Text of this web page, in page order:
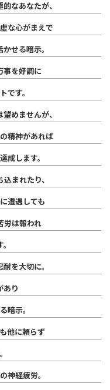
なあなたが、
な心がまえで
せる暗示。
事を好調に
です。
めませんが、
精神があれば
成します。
まれたり、
遭遇しても
労は報われ
を大切に。
あり
暗示。
他に頼らず
神経疲労。